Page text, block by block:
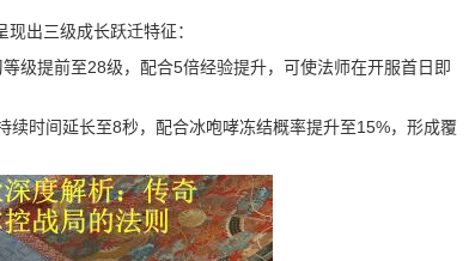
出三级成长跃迁特征：
级提前至28级，配合5倍经验提升，可使法师在开服首日即
续时间延长至8秒，配合冰咆哮冻结概率提升至15%，形成覆